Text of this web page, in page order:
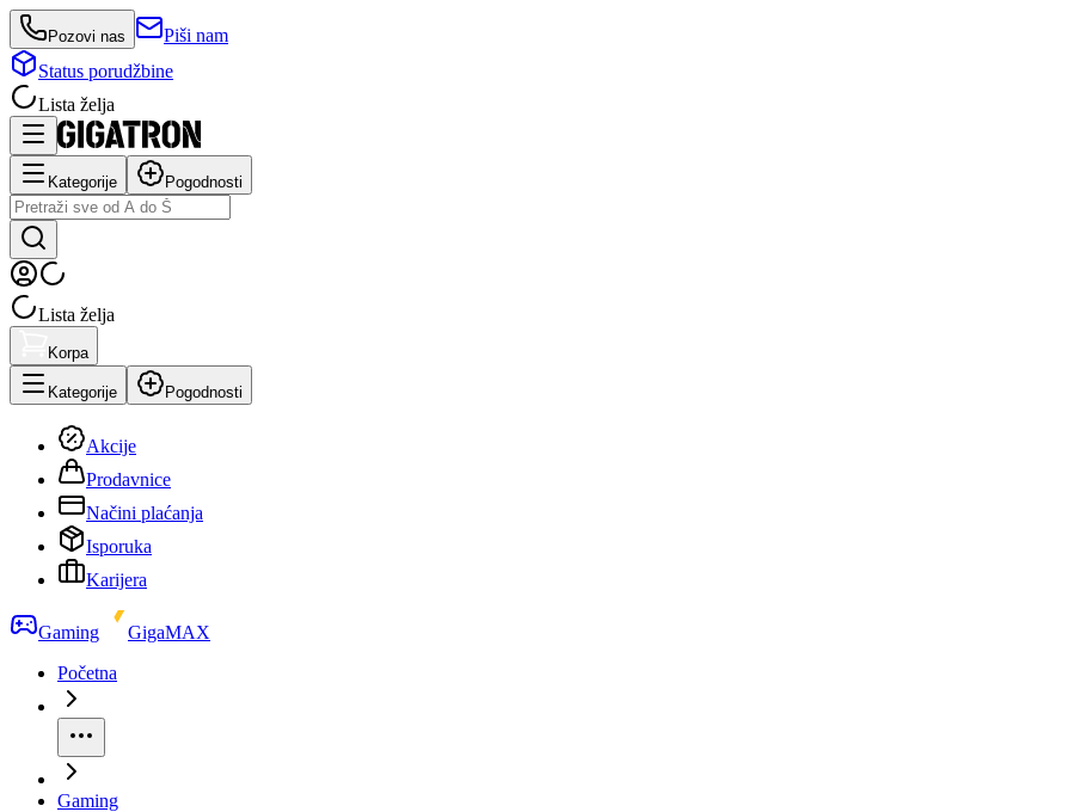
Pozovi nas
Piši nam
Status porudžbine
Lista želja
Kategorije Pogodnosti
Lista želja
Korpa
Kategorije Pogodnosti
Akcije
Prodavnice
Načini plaćanja
Isporuka
Karijera
Gaming
GigaMAX
Početna
Gaming